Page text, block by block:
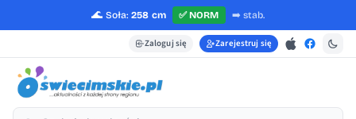
🌊 Soła: 258 cm ✅NORM ➡️ stab.
Zaloguj się Zarejestruj się